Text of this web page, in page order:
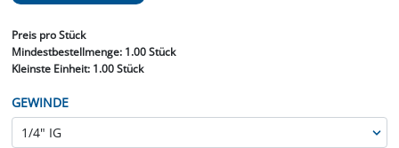
Preis pro Stück
Mindestbestellmenge: 1.00 Stück
Kleinste Einheit:1.00 Stück
GEWINDE